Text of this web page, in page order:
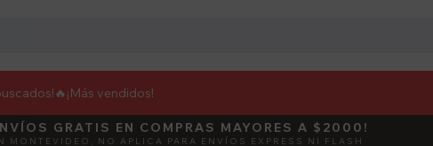
¡Más vendidos!
DEBUT ACTIVÁ EL CÓDIGO
GRATIS EN COMPRAS MAYORES A $2000!
MONTEVIDEO, NO APLICA PARA ENVÍOS EXPRESS NI FLASH